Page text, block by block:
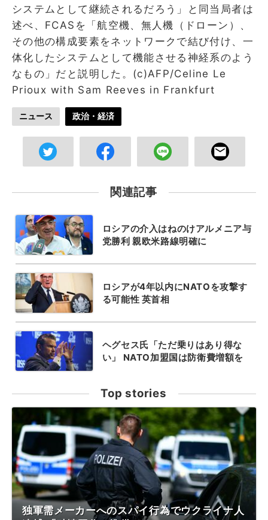
システムとして継続されるだろう」と同当局者は
述べ、FCASを「航空機、無人機（ドローン）、
その他の構成要素をネットワークで結び付け、一
体化したシステムとして機能させる神経系のよう
なもの」だと説明した。(c)AFP/Celine Le
Prioux with Sam Reeves in Frankfurt
ニュース 政治・経済
関連記事
ロシアの介入はねのけアルメニア与
党勝利 親欧米路線明確に
ロシアが4年以内にNATOを攻撃す
る可能性 英首相
ヘグセス氏「ただ乗りはあり得な
い」 NATO加盟国は防衛費増額を
Top stories
独軍需メーカーへのスパイ行為でウクライナ人